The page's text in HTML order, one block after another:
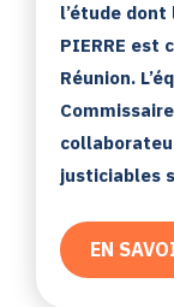
l’étude
PIERRE est
Réunion.
justiciables
EN